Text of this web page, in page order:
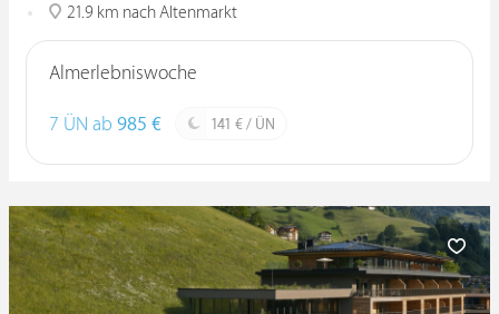
21.9 km nach Altenmarkt
Almerlebniswoche
7 ÜN ab 985 € 141 € / ÜN